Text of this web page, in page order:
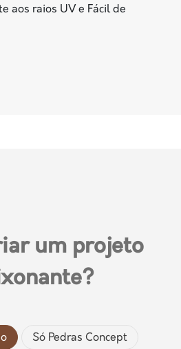
aos raios UV e Fácil de
um projeto
Só Pedras Concept